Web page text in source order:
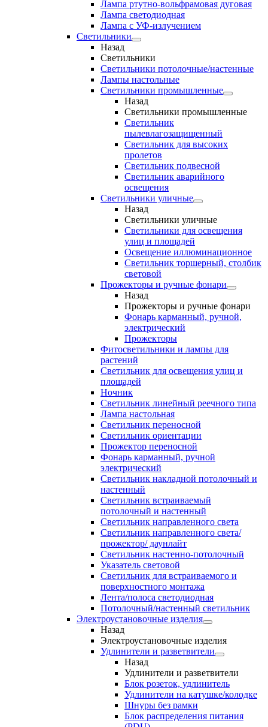
Лампа ртутно-вольфрамовая дуговая
Лампа светодиодная
Лампа с УФ-излучением
Светильники
Назад
Светильники
Светильники потолочные/настенные
Лампы настольные
Светильники промышленные
Назад
Светильники промышленные
Светильник
пылевлагозащищенный
Светильник для высоких
пролетов
Светильник подвесной
Светильник аварийного
освещения
Светильники уличные
Назад
Светильники уличные
Светильники для освещения
улиц и площадей
Освещение иллюминационное
Светильник торшерный, столбик
световой
Прожекторы и ручные фонари
Назад
Прожекторы и ручные фонари
Фонарь карманный, ручной,
электрический
Прожекторы
Фитосветильники и лампы для
растений
Светильник для освещения улиц и
площадей
Ночник
Светильник линейный реечного типа
Лампа настольная
Светильник переносной
Светильник ориентации
Прожектор переносной
Фонарь карманный, ручной
электрический
Светильник накладной потолочный и
настенный
Светильник встраиваемый
потолочный и настенный
Светильник направленного света
Светильник направленного света/
прожектор/ даунлайт
Светильник настенно-потолочный
Указатель световой
Светильник для встраиваемого и
поверхностного монтажа
Лента/полоса светодиодная
Потолочный/настенный светильник
Электроустановочные изделия
Назад
Электроустановочные изделия
Удлинители и разветвители
Назад
Удлинители и разветвители
Блок розеток, удлинитель
Удлинители на катушке/колодке
Шнуры без рамки
Блок распределения питания